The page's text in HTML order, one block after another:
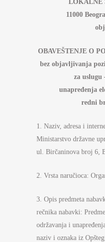
LOKALNE
11000
OBAVEŠTENJE O
bez objavljivanja
za uslugu
unapređenja
redni
1. Naziv, adresa i
Ministarstvo državne
ul. Birčaninova broj 6,
2. Vrsta naručioca:
3. Opis predmeta
rečnika nabavki:
održavanja i
naziv i oznaka iz